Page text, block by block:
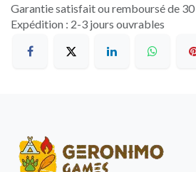
Garantie satisfait ou remboursé de
Expédition : 2-3 jours ouvrables